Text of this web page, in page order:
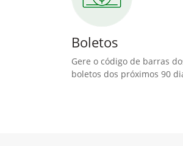
Boletos
Gere o código de barras
boletos dos próximos 90